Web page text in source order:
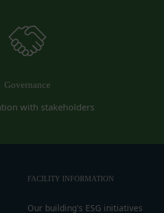
Governance
with stakeholders
FACILITY INFORMATION
Our building's ESG initiatives
ことがあります。
携のための共有
、Googleアカウント、Twitter
たり、当該外部サービス運営会
あります。
要または適切であると判断した
場合には、登録手続きにおいて
本人が当該申し込みを行ったも
申請した者が以下の各号のいず
ビスの利用に際して、過去に
受けている場合